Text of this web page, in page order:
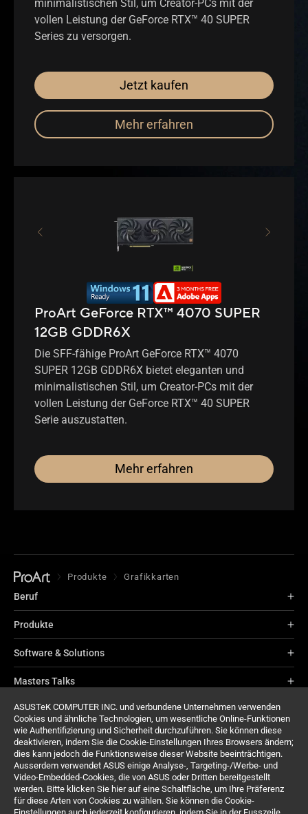
ASUSTeK COMPUTER INC. und verbundene Unternehmen verwenden
Cookies und ähnliche Technologien, um wesentliche Online-Funktionen
wie Authentifizierung und Sicherheit durchzuführen. Sie können diese
deaktivieren, indem Sie die Cookie-Einstellungen Ihres Browsers ändern;
dies kann jedoch die Funktionsweise dieser Website beeinträchtigen.
Ausserdem verwendet ASUS einige Analyse-, Targeting-/Werbe- und
Video-Embedded-Cookies, die von ASUS oder Dritten bereitgestellt
werden. Bitte klicken Sie hier auf eine Schaltfläche, um Ihre Präferenz
für diese Arten von Cookies zu wählen. Sie können die Cookie-
minimalistischen Stil, um Creator-PCs mit der
vollen Leistung der GeForce RTX™ 40 SUPER
Series zu versorgen.
Jetzt kaufen
Mehr erfahren
ProArt GeForce RTX™ 4070 SUPER
12GB GDDR6X
Die SFF-fähige ProArt GeForce RTX™ 4070
SUPER 12GB GDDR6X bietet eleganten und
minimalistischen Stil, um Creator-PCs mit der
vollen Leistung der GeForce RTX™ 40 SUPER
Serie auszustatten.
Mehr erfahren
Produkte Grafikkarten
Beruf
Produkte
Software & Solutions
Masters Talks
What Pros Say
Über ProArt
Support